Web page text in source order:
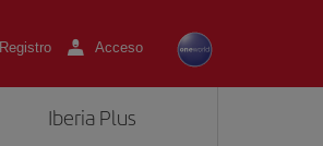
Registro Acceso
Iberia Plus